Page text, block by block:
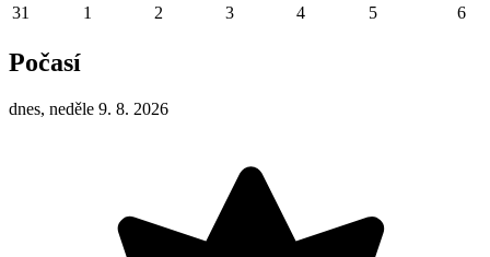
31 1 2 3 4 5 6
Počasí
dnes, neděle 9. 8. 2026